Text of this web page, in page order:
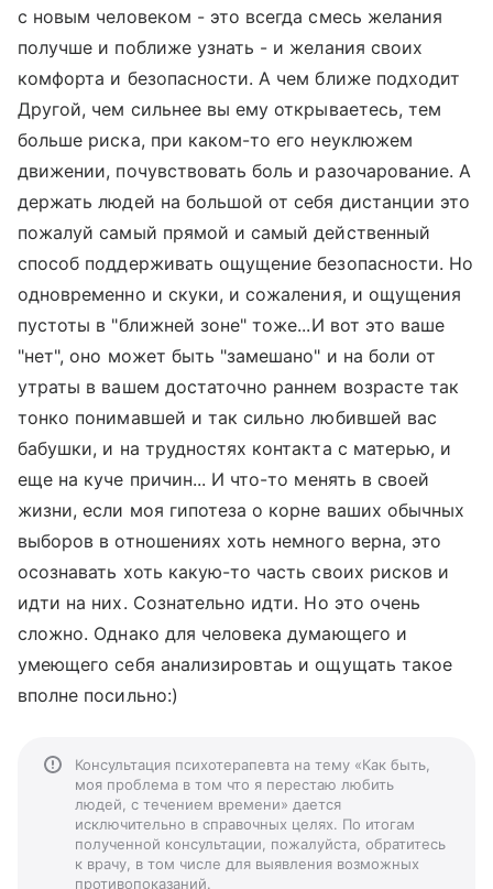
с новым человеком - это всегда смесь желания
получше и поближе узнать - и желания своих
комфорта и безопасности. А чем ближе подходит
Другой, чем сильнее вы ему открываетесь, тем
больше риска, при каком-то его неуклюжем
движении, почувствовать боль и разочарование. А
держать людей на большой от себя дистанции это
пожалуй самый прямой и самый действенный
способ поддерживать ощущение безопасности. Но
одновременно и скуки, и сожаления, и ощущения
пустоты в "ближней зоне" тоже...И вот это ваше
"нет", оно может быть "замешано" и на боли от
утраты в вашем достаточно раннем возрасте так
тонко понимавшей и так сильно любившей вас
бабушки, и на трудностях контакта с матерью, и
еще на куче причин... И что-то менять в своей
жизни, если моя гипотеза о корне ваших обычных
выборов в отношениях хоть немного верна, это
осознавать хоть какую-то часть своих рисков и
идти на них. Сознательно идти. Но это очень
сложно. Однако для человека думающего и
умеющего себя анализировтаь и ощущать такое
вполне посильно:)
Консультация психотерапевта на тему «Как быть,
моя проблема в том что я перестаю любить
людей, с течением времени» дается
исключительно в справочных целях. По итогам
полученной консультации, пожалуйста, обратитесь
к врачу, в том числе для выявления возможных
противопоказаний.